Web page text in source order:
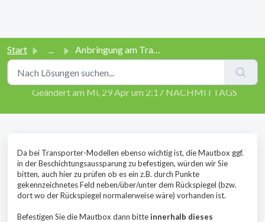
Start ... Anbringung am Transporter
Anbringung am Transporter
Geändert am Mi, 29 Apr um 2:17 NACHMITTAGS
Da bei Transporter-Modellen ebenso wichtig ist, die Mautbox ggf.
in der Beschichtungsaussparung zu befestigen, würden wir Sie
bitten, auch hier zu prüfen ob es ein z.B. durch Punkte
gekennzeichnetes Feld neben/über/unter dem Rückspiegel (bzw.
dort wo der Rückspiegel normalerweise wäre) vorhanden ist.
Befestigen Sie die Mautbox dann bitteinnerhalb dieses